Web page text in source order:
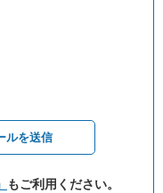
ルを送信
もご利用ください。